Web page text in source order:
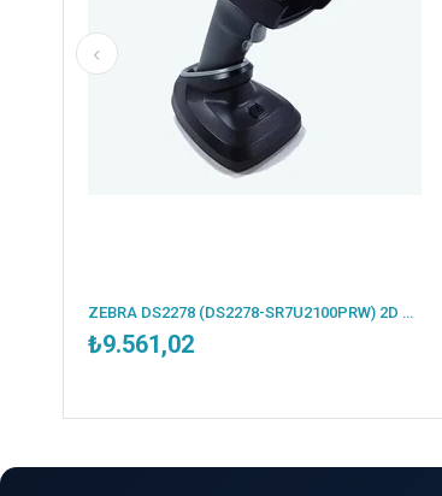
ZEBRA DS2278 (DS2278-SR7U2100PRW) 2D KABLOSUZ USB BARKOD OKUYUCU+ CRADLE
₺9.561,02